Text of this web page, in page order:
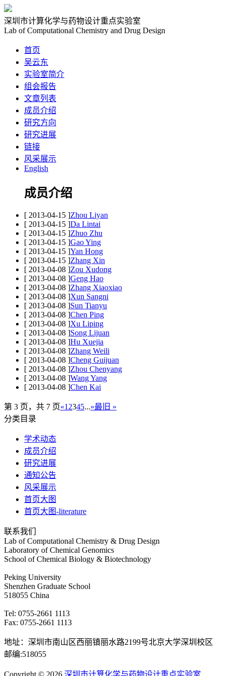
深圳市计算化学与药物设计重点实验室
Lab of Computational Chemistry and Drug Design
首页
吴云东
实验室简介
组会报告
文章列表
成员介绍
研究方向
研究进展
链接
风采展示
English
成员介绍
[ 2013-04-15 ]Zhou Liyan
[ 2013-04-15 ]Da Lintai
[ 2013-04-15 ]Zhuo Zhu
[ 2013-04-15 ]Gao Ying
[ 2013-04-15 ]Yan Hong
[ 2013-04-15 ]Zhang Xin
[ 2013-04-08 ]Zou Xudong
[ 2013-04-08 ]Geng Hao
[ 2013-04-08 ]Zhang Xiaoxiao
[ 2013-04-08 ]Xun Sangni
[ 2013-04-08 ]Sun Tianyu
[ 2013-04-08 ]Chen Ping
[ 2013-04-08 ]Xu Liping
[ 2013-04-08 ]Song Lijuan
[ 2013-04-08 ]Hu Xuejia
[ 2013-04-08 ]Zhang Weili
[ 2013-04-08 ]Cheng Guijuan
[ 2013-04-08 ]Zhou Chenyang
[ 2013-04-08 ]Wang Yang
[ 2013-04-08 ]Chen Kai
第 3 页，共 7 页«1 2345...»最旧 »
分类目录
学术动态
成员介绍
研究进展
通知公告
风采展示
首页大图
首页大图-literature
联系我们
Lab of Computational Chemistry & Drug Design
Laboratory of Chemical Genomics
School of Chemical Biology & Biotechnology
Peking University
Shenzhen Graduate School
518055 China
Tel: 0755-2661 1113
Fax: 0755-2661 1113
地址：深圳市南山区西丽镇丽水路2199号北京大学深圳校区
邮编:518055
Copyright © 2026 深圳市计算化学与药物设计重点实验室